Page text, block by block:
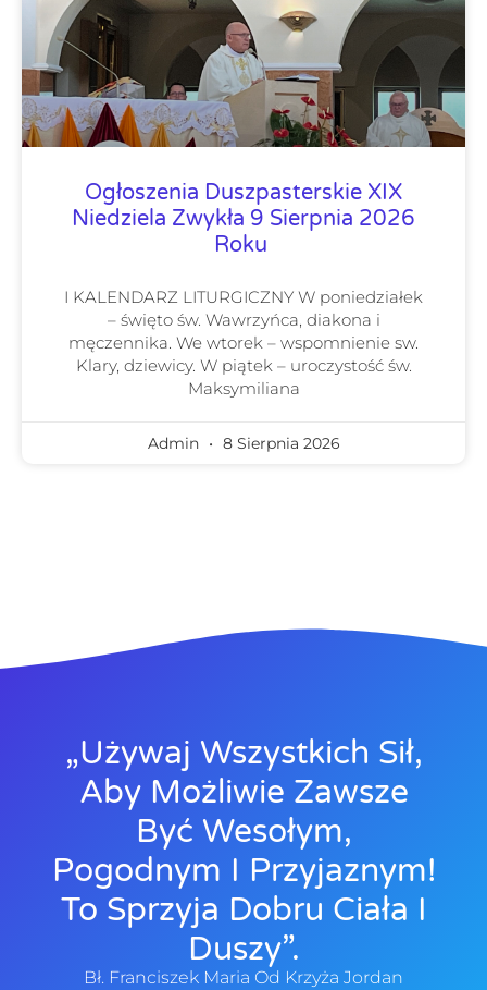
Ogłoszenia Duszpasterskie XIX
Niedziela Zwykła 9 Sierpnia 2026
Roku
I KALENDARZ LITURGICZNY W poniedziałek
– święto św. Wawrzyńca, diakona i
męczennika. We wtorek – wspomnienie sw.
Klary, dziewicy. W piątek – uroczystość św.
Maksymiliana
Admin 8 Sierpnia 2026
„Używaj Wszystkich Sił,
Aby Możliwie Zawsze
Być Wesołym,
Pogodnym I Przyjaznym!
To Sprzyja Dobru Ciała I
Duszy”.
Bł. Franciszek Maria Od Krzyża Jordan